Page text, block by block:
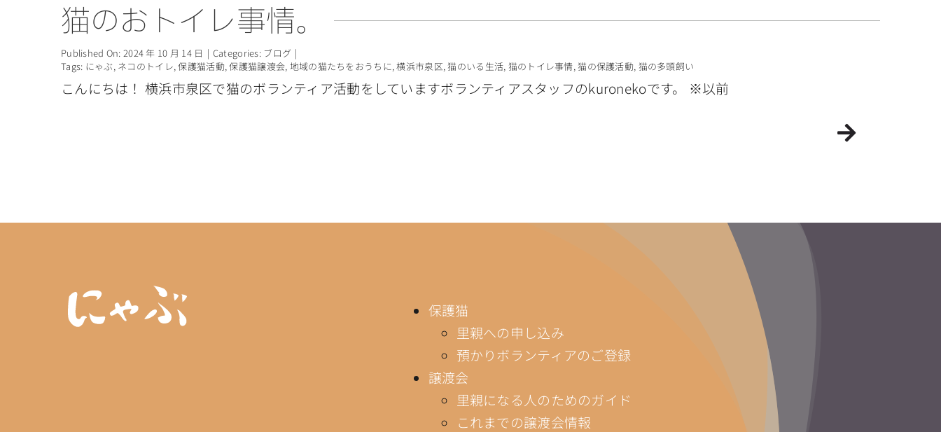
猫のおトイレ事情。
Published On: 2024 年 10 月 14 日 | Categories: ブログ |
Tags: にゃぶ, ネコのトイレ,保護猫活動,保護猫譲渡会, 地域の猫たちをおうちに,横浜市泉区,猫のいる生活, 猫のトイレ事情,猫の保護活動, 猫の多頭飼い
こんにちは！ 横浜市泉区で猫のボランティア活動をしていますボランティアスタッフのkuronekoです。 ※以前
保護猫
里親への申し込み
預かりボランティアのご登録
譲渡会
里親になる人のためのガイド
これまでの譲渡会情報